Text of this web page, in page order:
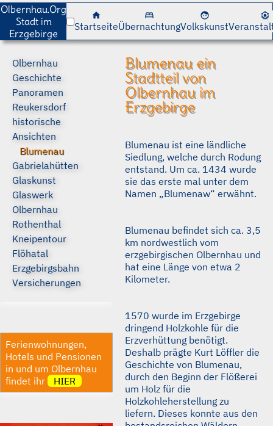
Olbernhau.Org
Stadt im
Erzgebirge
home
Startseite
bed
Übernachtung
face
Volkskunst
attractions
Olbernhau
Geschichte
Panoramen
Reukersdorf
historische
Ansichten
Blumenau
Gabrielahütten
Glaskunst
Glaswerk
Olbernhau
Rothenthal
Kneipentour
Flöhatal
Erzgebirgsbahn
Versicherungen
Ferienwohnungen,
Hotels und Pensionen
in und um Olbernhau
findet ihr
HIER
Blumenau ein
Stadtteil von
Olbernhau im
Erzgebirge
Blumenau ist eine ländliche
Siedlung, welche durch Rodung
entstand. Um ca. 1434 wurde
sie das erste mal unter dem
Namen „Blumenaw“ erwähnt.
Blumenau befindet sich ca. 3,5
km nordwestlich vom
erzgebirgischen Olbernhau und
hat eine Länge von etwa 2
Kilometer.
1570 wurde im Erzgebirge
dringend Holzkohle für die
Erzverhüttung benötigt.
Deshalb prägte Kurt Löffler die
Geschichte von Blumenau,
durch den Beginn der Flößerei
um Holz für die
Holzkohleherstellung zu
liefern. Dieses konnte aus den